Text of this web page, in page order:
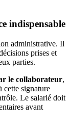
indispensable
administrative. Il
prises et
parties.
le collaborateur,
cette signature
Le salarié doit
avant